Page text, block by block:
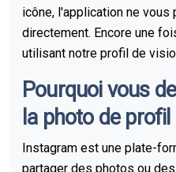
icône, l'application ne
directement. Encore une
utilisant notre profil de
Pourquoi vous
la photo de
Instagram est une plate-
partager des photos ou